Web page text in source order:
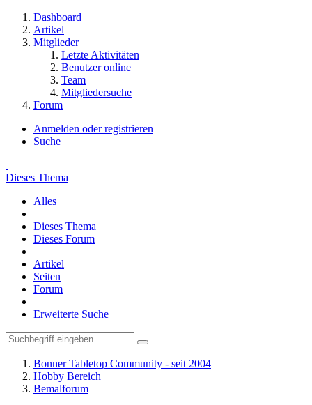
Dashboard
Artikel
Mitglieder
Letzte Aktivitäten
Benutzer online
Team
Mitgliedersuche
Forum
Anmelden oder registrieren
Suche
Dieses Thema
Alles
Dieses Thema
Dieses Forum
Artikel
Seiten
Forum
Erweiterte Suche
Bonner Tabletop Community - seit 2004
Hobby Bereich
Bemalforum